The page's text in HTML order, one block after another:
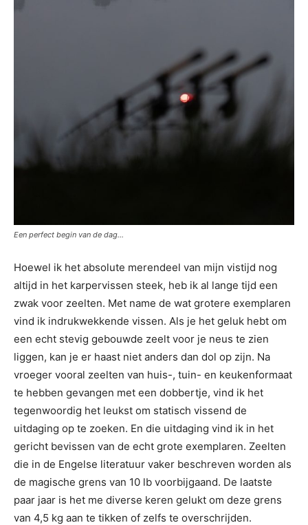
Een perfect begin van de dag…
Hoewel ik het absolute merendeel van mijn vistijd nog
altijd in het karpervissen steek, heb ik al lange tijd een
zwak voor zeelten. Met name de wat grotere exemplaren
vind ik indrukwekkende vissen. Als je het geluk hebt om
een echt stevig gebouwde zeelt voor je neus te zien
liggen, kan je er haast niet anders dan dol op zijn. Na
vroeger vooral zeelten van huis-, tuin- en keukenformaat
te hebben gevangen met een dobbertje, vind ik het
tegenwoordig het leukst om statisch vissend de
uitdaging op te zoeken. En die uitdaging vind ik in het
gericht bevissen van de echt grote exemplaren. Zeelten
die in de Engelse literatuur vaker beschreven worden als
de magische grens van 10 lb voorbijgaand. De laatste
paar jaar is het me diverse keren gelukt om deze grens
van 4,5 kg aan te tikken of zelfs te overschrijden.